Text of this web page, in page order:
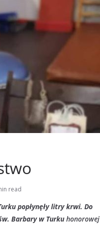
read
popłynęły litry krwi. Do
Barbary w Turku honorowej